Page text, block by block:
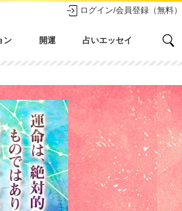
ログイン/会員登録（無料）
ン 開運 占いエッセイ